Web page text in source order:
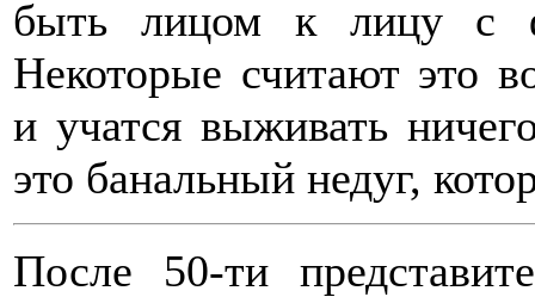
быть лицом к лицу с
Некоторые считают это
и учатся выживать
это банальный недуг,
После 50-ти